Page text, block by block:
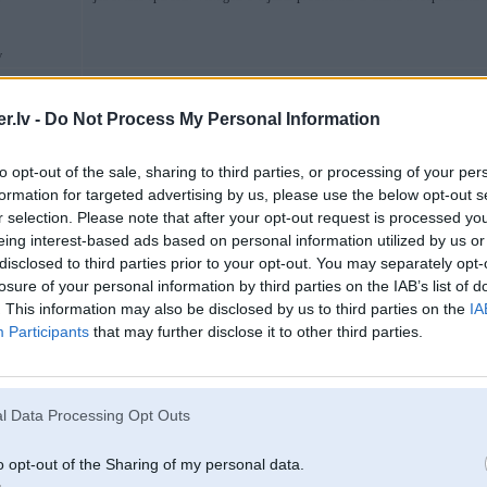
- Do Not Process My Personal Information
opt-out of the sale, sharing to third parties, or processing of your
for targeted advertising by us, please use the below opt-out
selection. Please note that after your opt-out request is processed
interest-based ads based on personal information utilized by us
to third parties prior to your opt-out. You may separately
of your personal information by third parties on the IAB’s list of
This information may also be disclosed by us to third parties on the
Participants that may further disclose it to other third parties.
Data Processing Opt Outs
opt-out of the Sharing of my personal data.
25. Nov 2017, 12:01
3.0d
25 Nov 2017, 12:01:52